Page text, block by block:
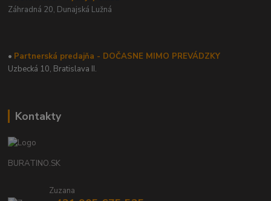
Záhradná 20, Dunajská Lužná
• Partnerská predajňa - DOČASNE MIMO PREVÁDZKY
Uzbecká 10, Bratislava II.
Kontakty
BURATINO.SK
Zuzana